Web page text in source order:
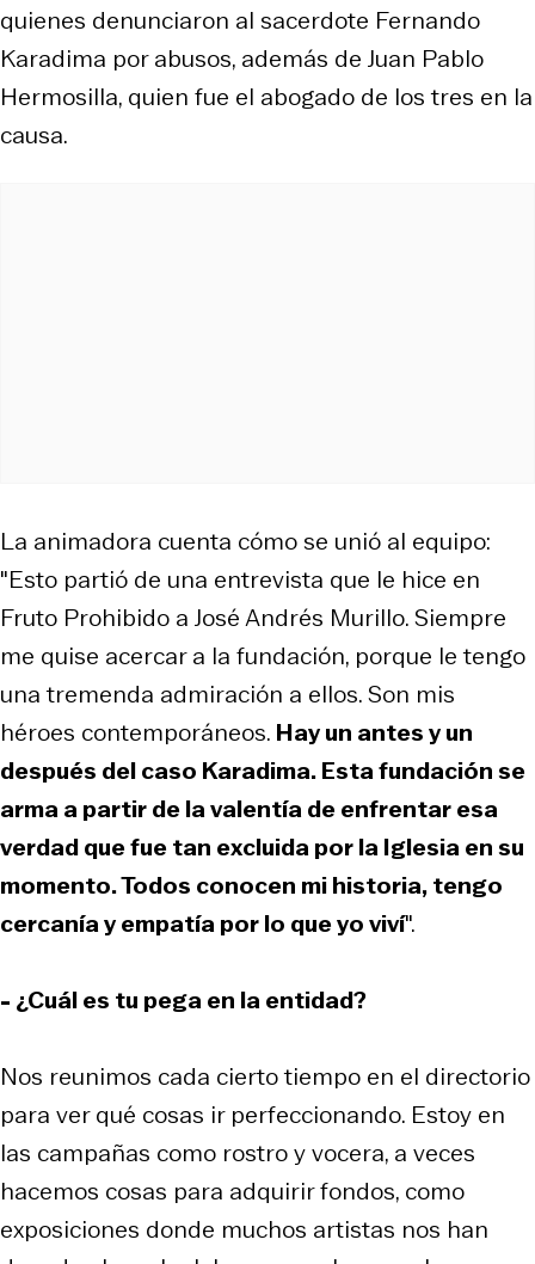
quienes denunciaron al sacerdote Fernando
Karadima por abusos, además de Juan Pablo
Hermosilla, quien fue el abogado de los tres en la
causa.
La animadora cuenta cómo se unió al equipo:
"Esto partió de una entrevista que le hice en
Fruto Prohibido a José Andrés Murillo. Siempre
me quise acercar a la fundación, porque le tengo
una tremenda admiración a ellos. Son mis
héroes contemporáneos. Hay un antes y un
después del caso Karadima. Esta fundación se
arma a partir de la valentía de enfrentar esa
verdad que fue tan excluida por la Iglesia en su
momento. Todos conocen mi historia, tengo
cercanía y empatía por lo que yo viví".
- ¿Cuál es tu pega en la entidad?
Nos reunimos cada cierto tiempo en el directorio
para ver qué cosas ir perfeccionando. Estoy en
las campañas como rostro y vocera, a veces
hacemos cosas para adquirir fondos, como
exposiciones donde muchos artistas nos han